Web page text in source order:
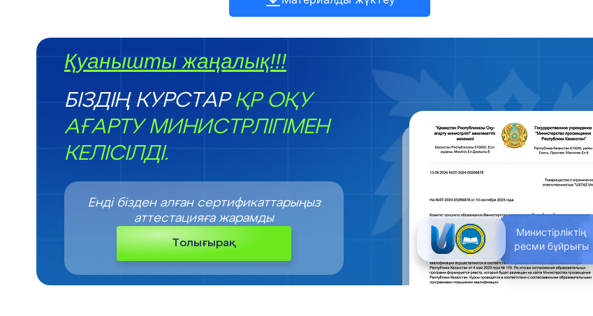
Қуанышты жаңалық!!!
БІЗДІҢ КУРСТАР ҚР ОҚУ
АҒАРТУ МИНИСТРЛІГІМЕН
КЕЛІСІЛДІ.
Министірліктің
ресми бұйрығы
Енді бізден алған сертификаттарыңыз
аттестацияға жарамды
Толығырақ